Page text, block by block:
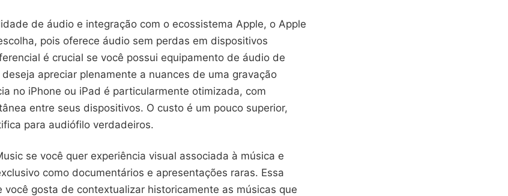
de áudio e integração com o ecossistema Apple, o Apple
pois oferece áudio sem perdas em dispositivos
é crucial se você possui equipamento de áudio de
apreciar plenamente a nuances de uma gravação
no iPhone ou iPad é particularmente otimizada, com
entre seus dispositivos. O custo é um pouco superior,
para audiófilo verdadeiros.
se você quer experiência visual associada à música e
como documentários e apresentações raras. Essa
você gosta de contextualizar historicamente as músicas que